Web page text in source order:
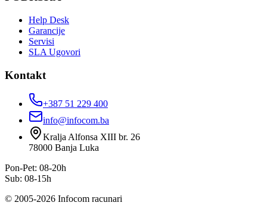
Help Desk
Garancije
Servisi
SLA Ugovori
Kontakt
+387 51 229 400
info@infocom.ba
Kralja Alfonsa XIII br. 26
78000 Banja Luka
Pon-Pet: 08-20h
Sub: 08-15h
© 2005-2026 Infocom racunari